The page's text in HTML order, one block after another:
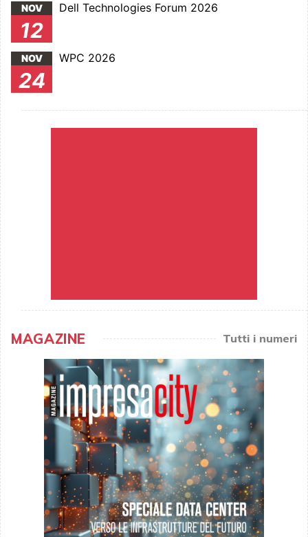
NOV
12
Dell Technologies Forum 2026
NOV
24
WPC 2026
MAGAZINE Tutti i numeri